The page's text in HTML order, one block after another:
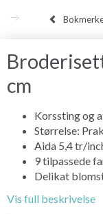
cm
Korssting og
Størrelse:
Aida 5,4 tr/
9 tilpassede
Delikat
Vis full beskrivelse